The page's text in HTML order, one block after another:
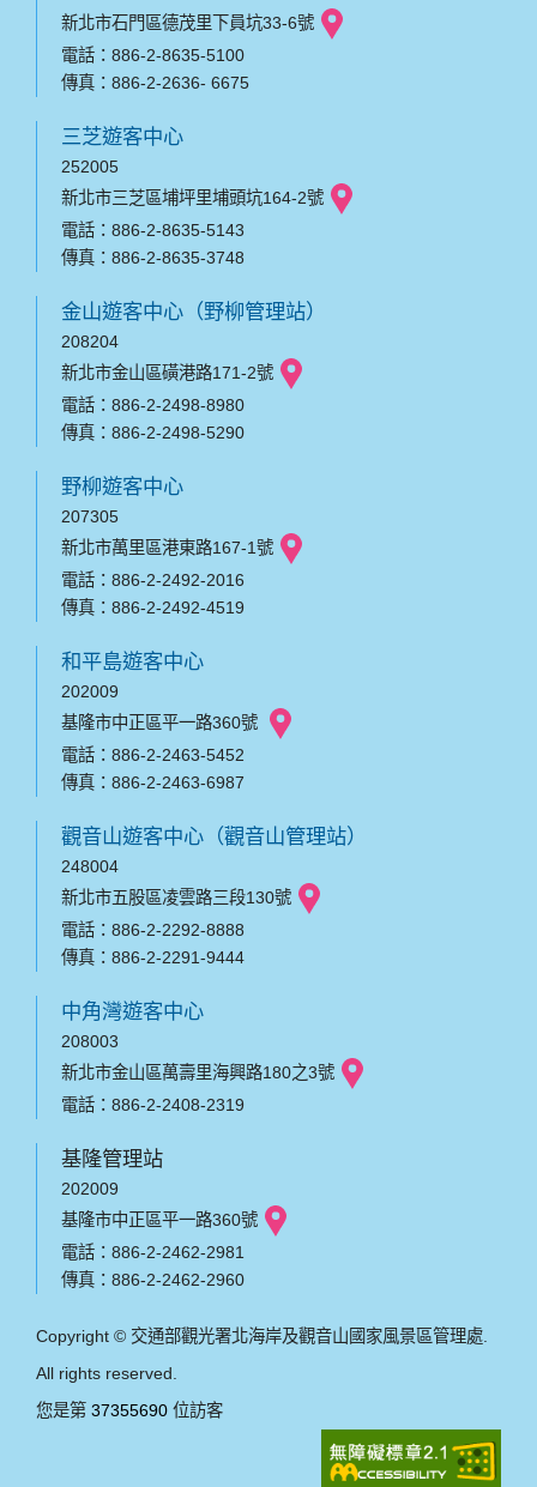
新北市石門區德茂里下員坑33-6號
電話：886-2-8635-5100
傳真：886-2-2636- 6675
三芝遊客中心
252005
新北市三芝區埔坪里埔頭坑164-2號
電話：886-2-8635-5143
傳真：886-2-8635-3748
金山遊客中心（野柳管理站）
208204
新北市金山區磺港路171-2號
電話：886-2-2498-8980
傳真：886-2-2498-5290
野柳遊客中心
207305
新北市萬里區港東路167-1號
電話：886-2-2492-2016
傳真：886-2-2492-4519
和平島遊客中心
202009
基隆市中正區平一路360號
電話：886-2-2463-5452
傳真：886-2-2463-6987
觀音山遊客中心（觀音山管理站）
248004
新北市五股區凌雲路三段130號
電話：886-2-2292-8888
傳真：886-2-2291-9444
中角灣遊客中心
208003
新北市金山區萬壽里海興路180之3號
電話：886-2-2408-2319
基隆管理站
202009
基隆市中正區平一路360號
電話：886-2-2462-2981
傳真：886-2-2462-2960
Copyright © 交通部觀光署北海岸及觀音山國家風景區管理處.
All rights reserved.
您是第 37355690 位訪客